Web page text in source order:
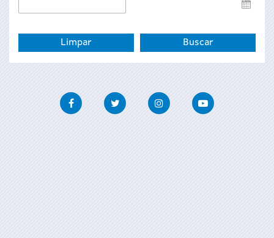
de
FacebookTwitter InstagramYoutube